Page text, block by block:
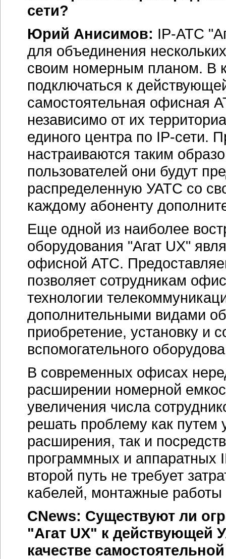
сети?
Юрий Анисимов: IP-АТС
для объединения
своим номерным планом. В
подключаться к
самостоятельная офисная
независимо от их
единого центра по IP-сети.
настраиваются таким
пользователей они будут
распределенную УАТС со
каждому абоненту
Еще одной из наиболее
оборудования "Агат UX"
офисной АТС.
позволяет сотрудникам
технологии
дополнительными видами
приобретение, установку и
вспомогательного
В современных офисах
расширении номерной
увеличения числа
решать проблему как путем
расширения, так и
программных и аппаратных
второй путь не требует
кабелей, монтажные работы
CNews: Существуют ли
"Агат UX" к действующей
качестве